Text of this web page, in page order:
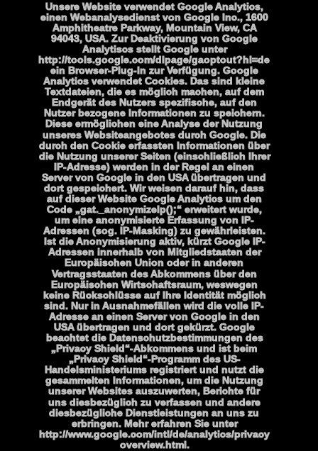
Unsere Website verwendet Google Analytics,
einen Webanalysedienst von Google Inc., 1600
Amphitheatre Parkway, Mountain View, CA
94043, USA. Zur Deaktivierung von Google
Analytiscs stellt Google unter
http://tools.google.com/dlpage/gaoptout?hl=de
ein Browser-Plug-In zur Verfügung. Google
Analytics verwendet Cookies. Das sind kleine
Textdateien, die es möglich machen, auf dem
Endgerät des Nutzers spezifische, auf den
Nutzer bezogene Informationen zu speichern.
Diese ermöglichen eine Analyse der Nutzung
unseres Websiteangebotes durch Google. Die
durch den Cookie erfassten Informationen über
die Nutzung unserer Seiten (einschließlich Ihrer
IP-Adresse) werden in der Regel an einen
Server von Google in den USA übertragen und
dort gespeichert. Wir weisen darauf hin, dass
auf dieser Website Google Analytics um den
Code „gat._anonymizeIp();“ erweitert wurde,
um eine anonymisierte Erfassung von IP-
Adressen (sog. IP-Masking) zu gewährleisten.
Ist die Anonymisierung aktiv, kürzt Google IP-
Adressen innerhalb von Mitgliedstaaten der
Europäischen Union oder in anderen
Vertragsstaaten des Abkommens über den
Europäischen Wirtschaftsraum, weswegen
keine Rückschlüsse auf Ihre Identität möglich
sind. Nur in Ausnahmefällen wird die volle IP-
Adresse an einen Server von Google in den
USA übertragen und dort gekürzt. Google
beachtet die Datenschutzbestimmungen des
„Privacy Shield“-Abkommens und ist beim
„Privacy Shield“-Programm des US-
Handelsministeriums registriert und nutzt die
gesammelten Informationen, um die Nutzung
unserer Websites auszuwerten, Berichte für
uns diesbezüglich zu verfassen und andere
diesbezügliche Dienstleistungen an uns zu
erbringen. Mehr erfahren Sie unter
http://www.google.com/intl/de/analytics/privacy
overview.html.